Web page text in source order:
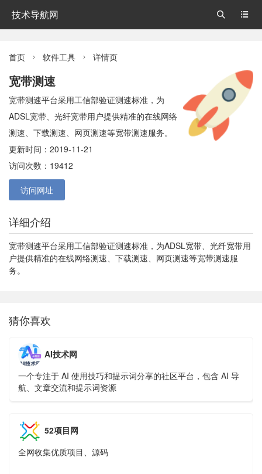
技术导航网 

首页  软件工具  详情页
宽带测速
宽带测速平台采用工信部验证测速标准，为
ADSL宽带、光纤宽带用户提供精准的在线网络
测速、下载测速、网页测速等宽带测速服务。
更新时间：2019-11-21
访问次数：19412
访问网址
详细介绍
宽带测速平台采用工信部验证测速标准，为ADSL宽带、光纤宽带用
户提供精准的在线网络测速、下载测速、网页测速等宽带测速服
务。
猜你喜欢
AI技术网
一个专注于 AI 使用技巧和提示词分享的社区平台，包含 AI 导
航、文章交流和提示词资源
52项目网
全网收集优质项目、源码